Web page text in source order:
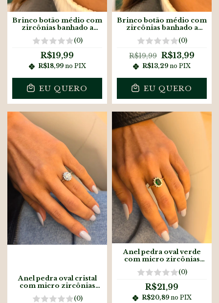
Brinco botão médio com
zircônias banhado a
(0)
R$19,99
R$18,99no PIX
EU QUERO
Brinco botão médio com
zircônias banhado a
(0)
R$19,99 R$13,99
R$13,29 no PIX
EU QUERO
Anel pedra oval cristal
com micro zircônias
(0)
Anel pedra oval verde
com micro zircônias
(0)
R$21,99
R$20,89no PIX